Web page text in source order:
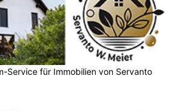
Service für Immobilien von Servanto